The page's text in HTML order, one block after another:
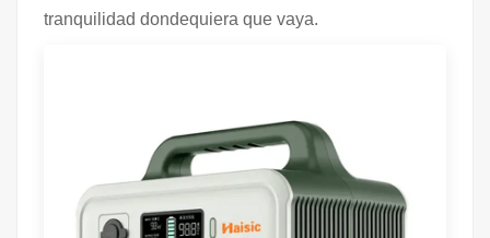
tranquilidad dondequiera que vaya.